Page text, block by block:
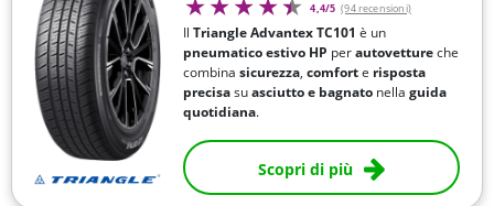
4,4/5 (94 recensioni)
IlTriangle Advantex TC101 è un
pneumatico estivo HP perautovettureche
combinasicurezza,comforte risposta
precisasuasciutto e bagnato nellaguida
quotidiana.
Scopri di più